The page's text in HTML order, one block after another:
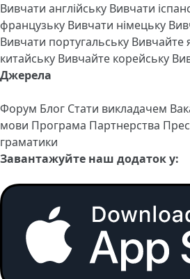
Вивчати англійську Вивчати
французьку Вивчати німецьку
Вивчати португальську Вивчайте
китайську Вивчайте корейську
Джерела
Форум Блог Стати викладачем
мови Програма Партнерства
граматики
Завантажуйте наш додаток у: